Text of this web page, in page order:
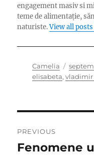
engagement masiv si
teme de alimentație,
naturiste.View all
Author
Camelia
Posted
on
elisabeta,
în
PREVIOUS
Previous
Fenomene